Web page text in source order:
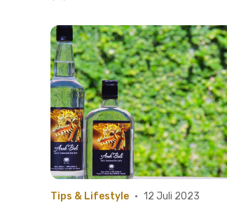
Tips & Lifestyle • 12 Juli 2023